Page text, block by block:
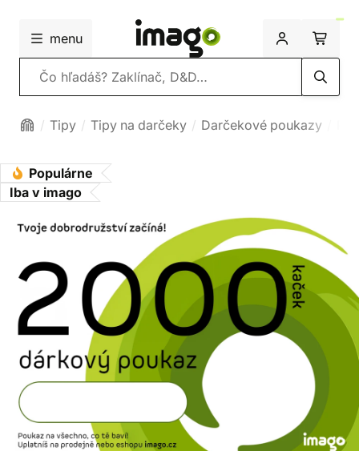
menu
Vyhľadávanie
Tipy Tipy na darčeky Darčekové poukazy
Populárne
Iba v imago